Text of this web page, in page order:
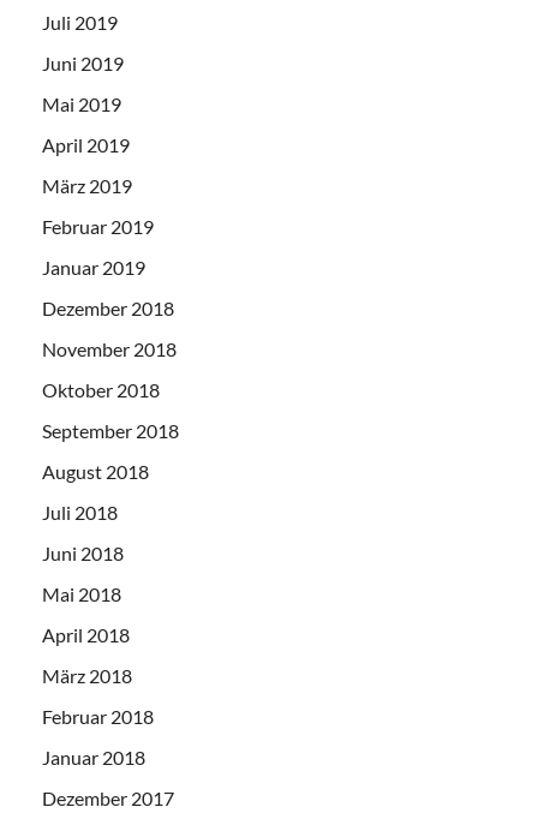
Juli 2019
Juni 2019
Mai 2019
April 2019
März 2019
Februar 2019
Januar 2019
Dezember 2018
November 2018
Oktober 2018
September 2018
August 2018
Juli 2018
Juni 2018
Mai 2018
April 2018
März 2018
Februar 2018
Januar 2018
Dezember 2017